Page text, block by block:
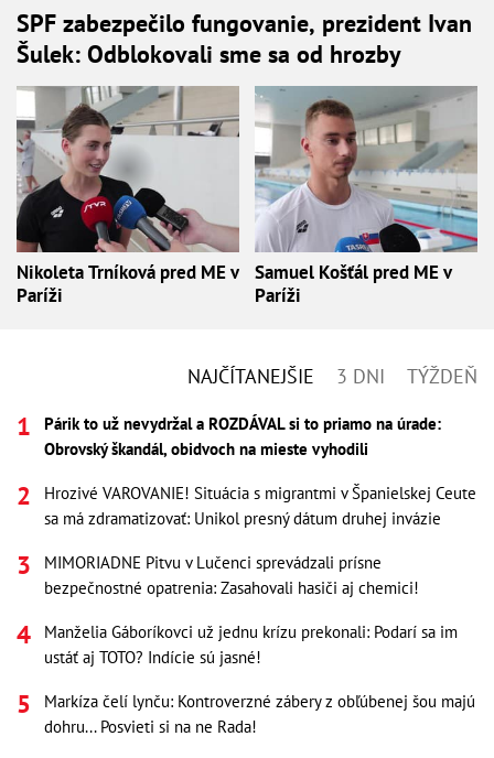
SPF zabezpečilo fungovanie, prezident Ivan
Šulek: Odblokovali sme sa od hrozby
Nikoleta Trníková pred ME v
Paríži
Samuel Košťál pred ME v
Paríži
NAJČÍTANEJŠIE 3 DNI TÝŽDEŇ
Párik to už nevydržal a ROZDÁVAL si to priamo na úrade:
Obrovský škandál, obidvoch na mieste vyhodili
Hrozivé VAROVANIE! Situácia s migrantmi v Španielskej Ceute
sa má zdramatizovať: Unikol presný dátum druhej invázie
MIMORIADNE Pitvu v Lučenci sprevádzali prísne
bezpečnostné opatrenia: Zasahovali hasiči aj chemici!
Manželia Gáboríkovci už jednu krízu prekonali: Podarí sa im
ustáť aj TOTO? Indície sú jasné!
Markíza čelí lynču: Kontroverzné zábery z obľúbenej šou majú
dohru... Posvieti si na ne Rada!